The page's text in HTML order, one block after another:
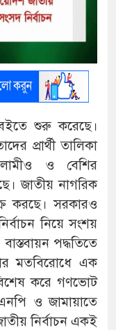
বইতে শুরু করেছে।
প্রার্থী তালিকা
ও বেশির
জাতীয় নাগরিক
করছে। সরকারও
নিয়ে সংশয়
পদ্ধতিতে
মতবিরোধে এক
করে গণভোট
ও জামায়াতে
নির্বাচন একই